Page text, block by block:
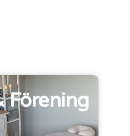
Förening